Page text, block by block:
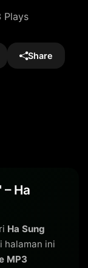
Plays
Share
Ha
Ha Sung
halaman ini
MP3